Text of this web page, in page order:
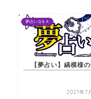
夢占いＱ＆Ａ
【夢占い】縞模様
2021年7